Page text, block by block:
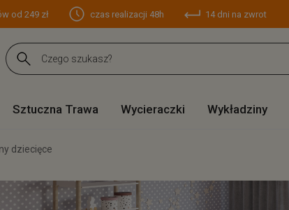
od 249 zł czas realizacji 48h 14 dni na zwrot
Sztuczna Trawa Wycieraczki Wykładziny
dziecięce